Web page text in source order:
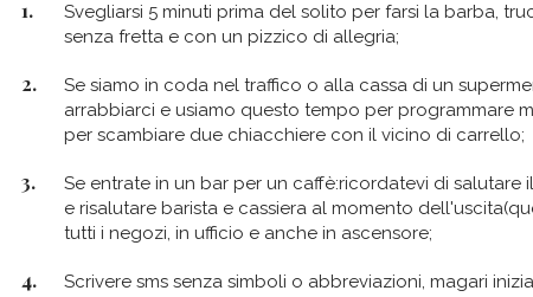
Svegliarsi 5 minuti prima del solito per farsi la barba,
senza fretta e con un pizzico di allegria;
Se siamo in coda nel traffico o alla cassa di un
arrabbiarci e usiamo questo tempo per programmare
per scambiare due chiacchiere con il vicino di carrello;
Se entrate in un bar per un caffè:ricordatevi di salutare
e risalutare barista e cassiera al momento
tutti i negozi, in ufficio e anche in ascensore;
Scrivere sms senza simboli o abbreviazioni, magari